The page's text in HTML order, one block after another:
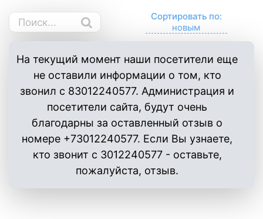
Сортировать по:
На текущий момент наши посетители еще
не оставили информации о том, кто
звонил с 83012240577. Администрация и
посетители сайта, будут очень
благодарны за оставленный отзыв о
номере +73012240577. Если Вы узнаете,
кто звонит с 3012240577 - оставьте,
пожалуйста, отзыв.